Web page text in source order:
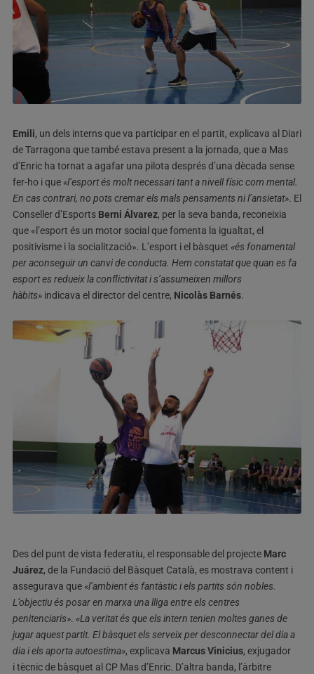
Emili, un dels interns que va participar en el partit, explicava al Diari
de Tarragona que també estava present a la jornada, que a Mas
d’Enric ha tornat a agafar una pilota després d’una dècada sense
fer-ho i que«l’esport és molt necessari tant a nivell físic com mental.
En cas contrari, no pots cremar els mals pensaments ni l’ansietat». El
Conseller d’Esports Berni Álvarez, per la seva banda, reconeixia
que «l’esport és un motor social que fomenta la igualtat, el
positivisme i la socialització». L’esport i el bàsquet «és fonamental
per aconseguir un canvi de conducta. Hem constatat que quan es fa
esport es redueix la conflictivitat i s’assumeixen millors
hàbits»indicava el director del centre, Nicolàs Barnés.
Des del punt de vista federatiu, el responsable del projecte Marc
Juárez, de la Fundació del Bàsquet Català, es mostrava content i
assegurava que«l’ambient és fantàstic i els partits són nobles.
L’objectiu és posar en marxa una lliga entre els centres
penitenciaris». «La veritat és que els intern tenien moltes ganes de
jugar aquest partit. El bàsquet els serveix per desconnectar del dia a
dia i els aporta autoestima», explicava Marcus Vinicius, exjugador
i tècnic de bàsquet al CP Mas d’Enric. D’altra banda, l’àrbitre